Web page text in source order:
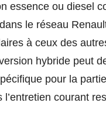
essence ou diesel
dans le réseau
à ceux des
hybride peut
pour la partie
l’entretien courant